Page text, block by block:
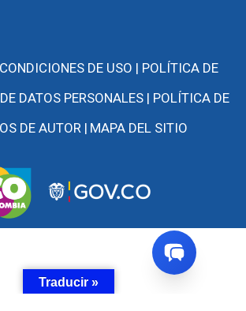
DE USO | POLÍTICA DE
DATOS PERSONALES | POLÍTICA DE
DE AUTOR | MAPA DEL SITIO
Traducir »